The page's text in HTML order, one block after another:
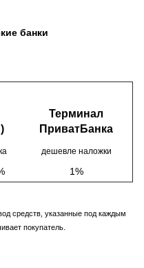
банки
Терминал
ПриватБанка
дешевле наложки
1%
средств, указанные под каждым
покупатель.